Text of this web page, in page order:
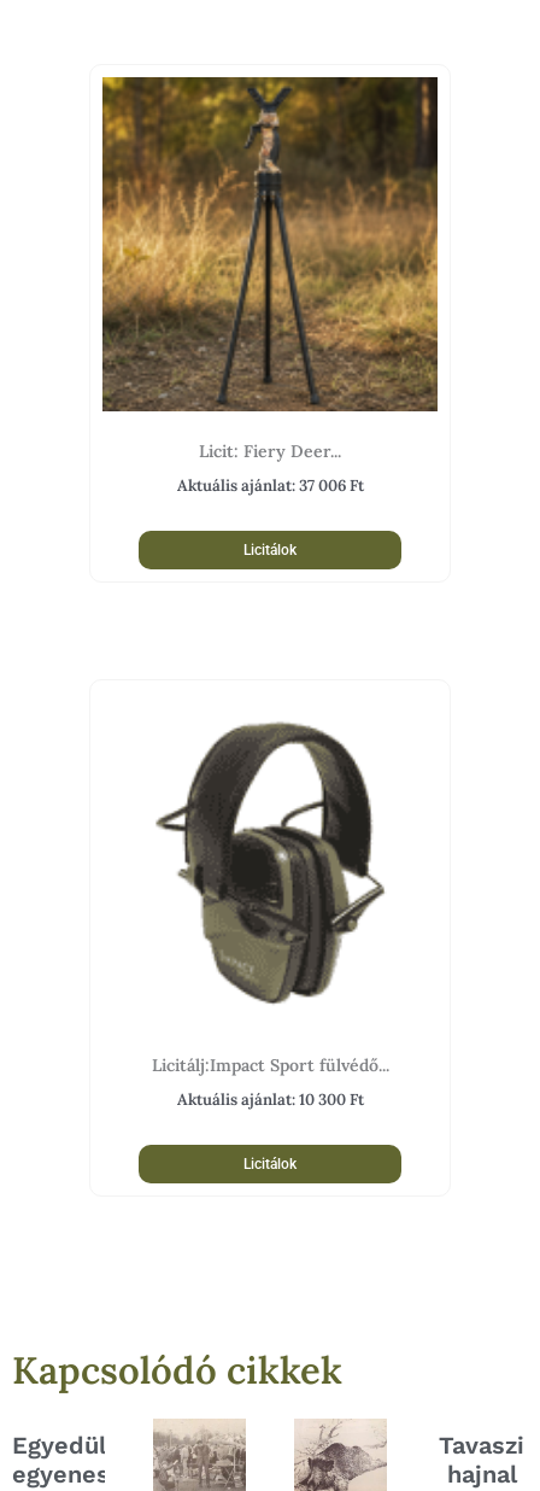
Licit: Fiery Deer...
Aktuális ajánlat:37 006Ft
Licitálok
Licitálj:Impact Sport fülvédő...
Aktuális ajánlat:10 300Ft
Licitálok
Kapcsolódó cikkek
Egyedülálló
egyenes
Tavaszi
hajnal